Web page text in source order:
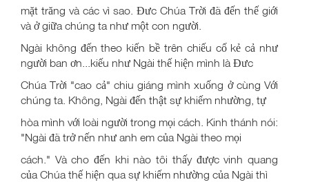
mặt trăng và các vì sao. Đưc Chúa Trời đã đến thế giới
và ở giữa chúng ta như một con người.
Ngài không đến theo kiến bề trên chiếu cố kẻ cả như
người ban ơn...kiếu như Ngài thế hiện mình là Đưc
Chúa Trời "cao cả" chiu giáng mình xuống ở cùng Với
chúng ta. Không, Ngài đến thật sự khiếm nhường, tự
hòa mình với loài người trong mọi cách. Kinh thánh nói:
"Ngài đã trở nến như anh em của Ngài theo mọi
cách." Và cho đến khi nào tôi thấy được vinh quang
của Chúa thế hiện qua sự khiếm nhường của Ngài thì